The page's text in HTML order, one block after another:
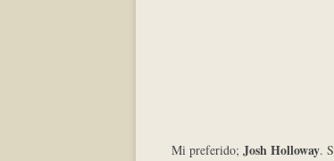
Mi preferido;Josh Holloway.